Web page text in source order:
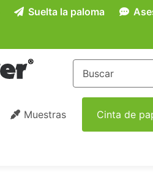
Suelta la paloma
Muestras Cinta de